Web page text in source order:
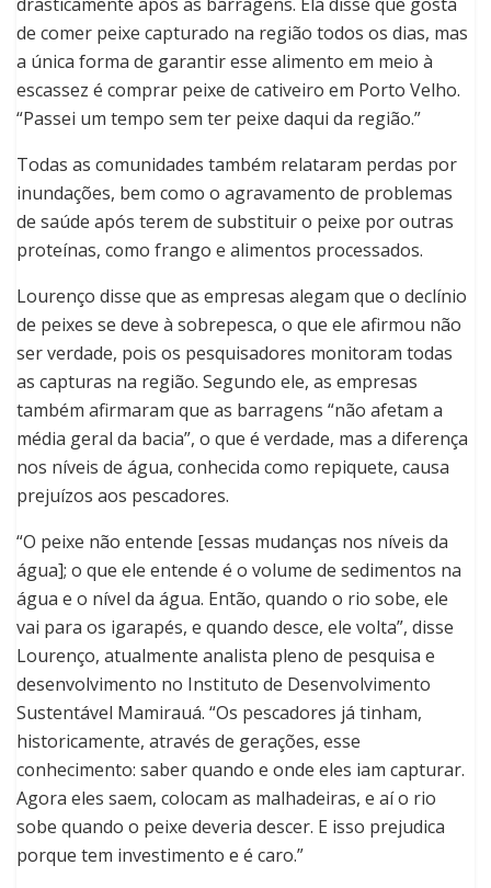
de comer peixe capturado na região todos os dias, mas
a única forma de garantir esse alimento em meio à
escassez é comprar peixe de cativeiro em Porto Velho.
“Passei um tempo sem ter peixe daqui da região.”
Todas as comunidades também relataram perdas por
inundações, bem como o agravamento de problemas
de saúde após terem de substituir o peixe por outras
proteínas, como frango e alimentos processados.
Lourenço disse que as empresas alegam que o declínio
de peixes se deve à sobrepesca, o que ele afirmou não
ser verdade, pois os pesquisadores monitoram todas
as capturas na região. Segundo ele, as empresas
também afirmaram que as barragens “não afetam a
média geral da bacia”, o que é verdade, mas a diferença
nos níveis de água, conhecida como repiquete, causa
prejuízos aos pescadores.
“O peixe não entende [essas mudanças nos níveis da
água]; o que ele entende é o volume de sedimentos na
água e o nível da água. Então, quando o rio sobe, ele
vai para os igarapés, e quando desce, ele volta”, disse
Lourenço, atualmente analista pleno de pesquisa e
desenvolvimento no Instituto de Desenvolvimento
Sustentável Mamirauá. “Os pescadores já tinham,
historicamente, através de gerações, esse
conhecimento: saber quando e onde eles iam capturar.
Agora eles saem, colocam as malhadeiras, e aí o rio
sobe quando o peixe deveria descer. E isso prejudica
porque tem investimento e é caro.”